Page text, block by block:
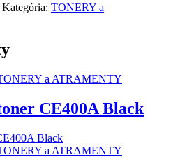
Kategória: TONERY a
a ATRAMENTY
CE400A Black
a ATRAMENTY